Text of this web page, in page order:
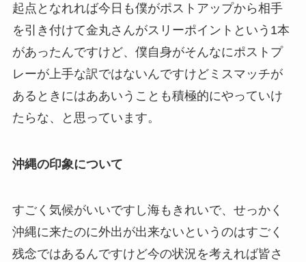
起点となれれば今日も僕がポストアップから相手
を引き付けて金丸さんがスリーポイントという1本
があったんですけど、僕自身がそんなにポストプ
レーが上手な訳ではないんですけどミスマッチが
あるときにはああいうことも積極的にやっていけ
たらな、と思っています。
沖縄の印象について
すごく気候がいいですし海もきれいで、せっかく
沖縄に来たのに外出が出来ないというのはすごく
残念ではあるんですけど今の状況を考えれば皆さ